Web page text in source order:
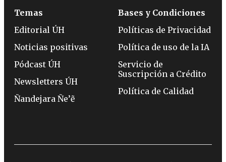
Temas
Editorial ÚH
Noticias positivas
Pódcast ÚH
Newsletters ÚH
Ñandejara Ñe’ẽ
Bases y Condiciones
Políticas de Privacidad
Política de uso de la IA
Servicio de
Suscripción a Crédito
Política de Calidad